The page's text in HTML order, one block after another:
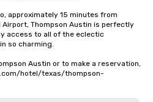
approximately 15 minutes from
Thompson Austin is perfectly
access to all of the eclectic
so charming.
Austin or to make a reservation,
hotel/texas/thompson-